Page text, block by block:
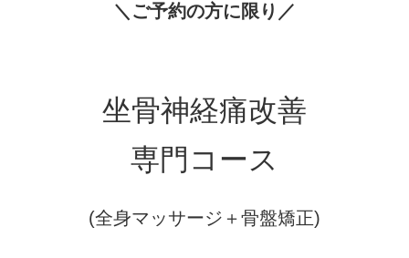
＼ご予約の方に限り／
坐骨神経痛改善
専門コース
(全身マッサージ＋骨盤矯正)